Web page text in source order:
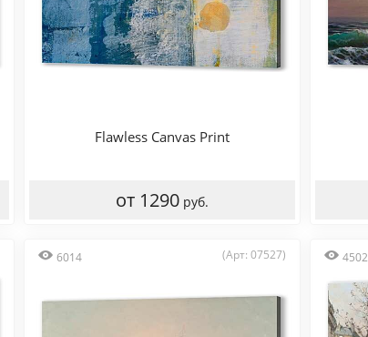
Flawless Canvas Print
от 1290 руб.
6014 (Арт: 07527) 4502